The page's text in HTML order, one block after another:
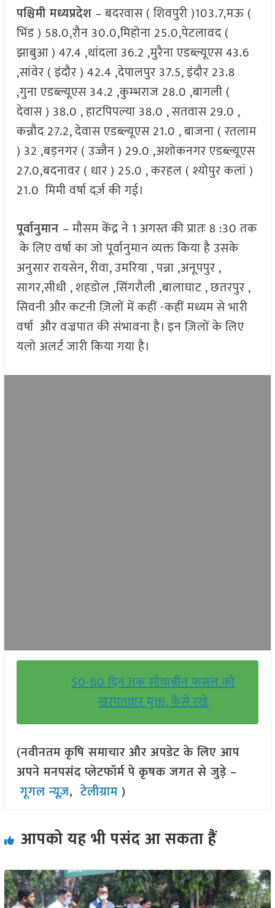
पश्चिमी मध्यप्रदेश – बदरवास ( शिवपुरी )103.7,मऊ (
भिंड ) 58.0,रौन 30.0,मिहोना 25.0,पेटलावद (
झाबुआ ) 47.4 ,थांदला 36.2 ,मुरैना एडब्ल्यूएस 43.6
,सांवेर ( इंदौर ) 42.4 ,देपालपुर 37.5, इंदौर 23.8
,गुना एडब्ल्यूएस 34.2 ,कुम्भराज 28.0 ,बागली (
देवास ) 38.0 , हाटपिपल्या 38.0 , सतवास 29.0 ,
कन्नौद 27.2, देवास एडब्ल्यूएस 21.0 , बाजना ( रतलाम
) 32 ,बड़नगर ( उज्जैन ) 29.0 ,अशोकनगर एडब्ल्यूएस
27.0,बदनावर ( धार ) 25.0 , करहल ( श्योपुर कलां )
21.0 मिमी वर्षा दर्ज़ की गई।
पूर्वानुमान – मौसम केंद्र ने 1 अगस्त की प्रातः 8 :30 तक
के लिए वर्षा का जो पूर्वानुमान व्यक्त किया है उसके
अनुसार रायसेन, रीवा, उमरिया , पन्ना ,अनूपपुर ,
सागर,सीधी , शहडोल ,सिंगरौली ,बालाघाट , छतरपुर ,
सिवनी और कटनी ज़िलों में कहीं -कहीं मध्यम से भारी
वर्षा और वज्रपात की संभावना है। इन ज़िलों के लिए
यलो अलर्ट जारी किया गया है।
50-60 दिन तक सोयाबीन फसल को
खरपतवार मुक्त, कैसे रखे
(नवीनतम कृषि समाचार और अपडेट के लिए आप
अपने मनपसंद प्लेटफॉर्म पे कृषक जगत से जुड़े –
गूगल न्यूज़,टेलीग्राम )
आपको यह भी पसंद आ सकता हैं